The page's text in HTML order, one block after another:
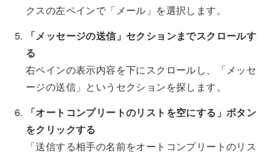
クスの左ペインで「メール」を選択します。
「メッセージの送信」セクションまでスクロールす
る
右ペインの表示内容を下にスクロールし、「メッセ
ージの送信」というセクションを探します。
「オートコンプリートのリストを空にする」ボタン
をクリックする
「送信する相手の名前をオートコンプリートのリス